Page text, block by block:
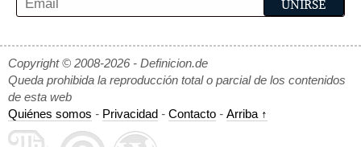
Copyright © 2008-2026 - Definicion.de
Queda prohibida la reproducción total o parcial de los contenidos
de esta web
Quiénes somos - Privacidad - Contacto - Arriba ↑